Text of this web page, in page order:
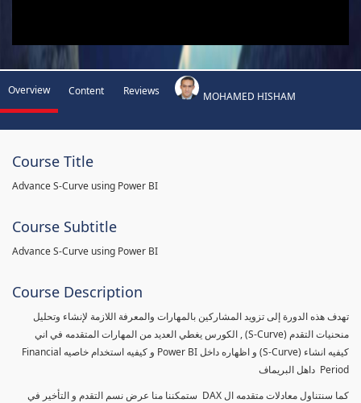
Overview Content Reviews MOHAMED HISHAM
Course Title
Advance S-Curve using Power BI
Course Subtitle
Advance S-Curve using Power BI
Course Description
تهدف هذه الدورة إلى تزويد المشاركين بالمهارات والمعرفة اللازمة لإنشاء وتحليل
منحنيات التقدم (S-Curve) , الكورس يغطي العديد من المهارات المتقدمه في اني
كيفيه انشاء (S-Curve) و اظهاره داخل Power BI و كيفيه استخدام خاصيه Financial
Period داهل البريماف
كما سنتناول معادلات متقدمه ال DAX ستمكننا منا عرض نسم التقدم و التأخير في